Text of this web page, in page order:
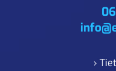
›